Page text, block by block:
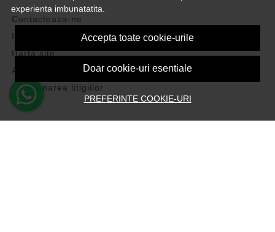
experienta imbunatatita.
Accepta toate cookie-urile
Doar cookie-uri esentiale
PREFERINTE COOKIE-URI
Contacteaza-ne
Intrebari frecvente
Harta site
ANPC
Solutionarea litigiilor